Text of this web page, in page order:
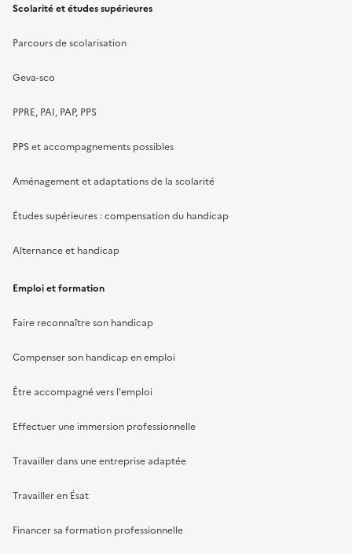
Scolarité et études supérieures
Parcours de scolarisation
Geva-sco
PPRE, PAI, PAP, PPS
PPS et accompagnements possibles
Aménagement et adaptations de la scolarité
Études supérieures : compensation du handicap
Alternance et handicap
Emploi et formation
Faire reconnaître son handicap
Compenser son handicap en emploi
Être accompagné vers l'emploi
Effectuer une immersion professionnelle
Travailler dans une entreprise adaptée
Travailler en Ésat
Financer sa formation professionnelle